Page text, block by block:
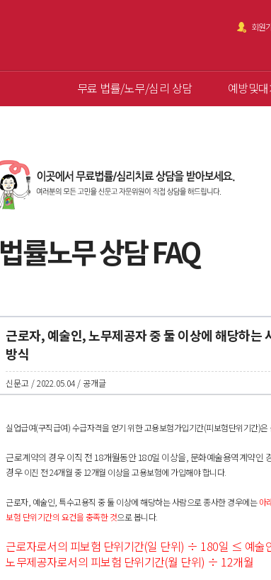
회원
무료 법률/노무/심리 상담 예방및
법률노무 상담 FAQ
근로자, 예술인, 노무제공자 중 둘 이상에 해당하는
방식
신문고 / 2022.05.04 / 공개글
실업급여(구직급여) 수급자격을 얻기 위한 고용보험가입기간(피보험단위기간)
근로계약의 경우 이직 전 18개월동안 180일 이상을, 문화예술용역계약인
경우이진 전 24개월 중 12개월 이상을고용보험에 가입해야 합니다.
근로자, 예술인, 특수고용직 중 둘 이상에 해당하는 사람으로 종사한 경우에는아
보험 단위기간의 요건을 충족한 것으로 봅니다.
근로자로서의 피보험 단위기간(일 단위) ÷ 180일 ≤ 예술
노무제공자로서의 피보험 단위기간(월 단위) ÷ 12개월